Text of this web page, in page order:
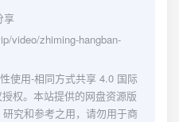
享
video/zhiming-hangban-
使用-相同方式共享 4.0 国际
权。本站提供的网盘资源版
究和参考之用，请勿用于商